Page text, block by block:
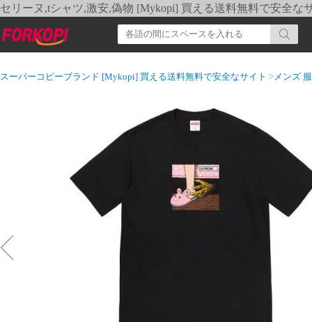
セリーヌ,tシャツ,激安,偽物 [Mykopi] 買える送料無料で安全な
スーパーコピーブランド [Mykopi] 買える送料無料で安全なサイト >メンズ 服